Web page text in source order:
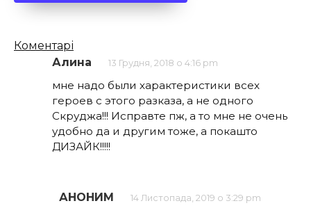
Кількість
коментарів
Коментарі
Алина
13 Грудня, 2018 о 4:16 pm
мне надо были характеристики всех
героев с этого разказа, а не одного
Скруджа!!! Исправте пж, а то мне не очень
удобно да и другим тоже, а покашто
ДИЗАЙК!!!!!
АНОНИМ 14 Листопада, 2019 о 3:29 pm